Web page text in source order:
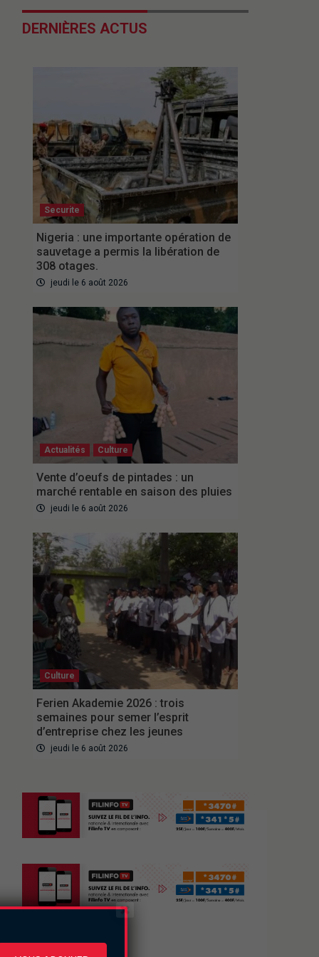
DERNIÈRES ACTUS
Securite
Nigeria : une importante opération de
sauvetage a permis la libération de
308 otages.
jeudi le 6 août 2026
Actualités Culture
Vente d’oeufs de pintades : un
marché rentable en saison des pluies
jeudi le 6 août 2026
Culture
Ferien Akademie 2026 : trois
semaines pour semer l’esprit
d’entreprise chez les jeunes
jeudi le 6 août 2026